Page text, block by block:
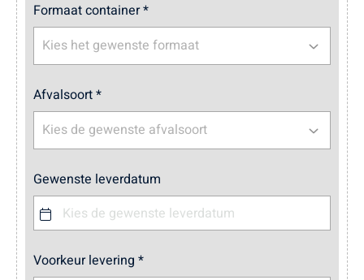
Formaat container *
Kies het gewenste formaat
Afvalsoort *
Kies de gewenste afvalsoort
Gewenste leverdatum
Voorkeur levering *